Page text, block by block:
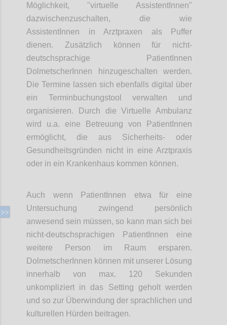
Möglichkeit, "virtuelle AssistentInnen"
dazwischenzuschalten, die wie
AssistentInnen in Arztpraxen als Puffer
dienen. Zusätzlich können für nicht-
deutschsprachige PatientInnen
DolmetscherInnen hinzugeschalten werden.
Die Termine lassen sich ebenfalls digital über
ein Terminbuchungstool verwalten und
organisieren. Durch die Virtuelle Ambulanz
wird u.a. eine Betreuung von PatientInnen
ermöglicht, die aus Sicherheits- oder
Gesundheitsgründen nicht in eine Arztpraxis
oder in ein Krankenhaus kommen können.
Auch wenn PatientInnen etwa für eine
Untersuchung zwingend persönlich
anwesend sein müssen, so kann man sich bei
nicht-deutschsprachigen PatientInnen eine
weitere Person im Raum ersparen.
DolmetscherInnen können mit unserer Lösung
innerhalb von max. 120 Sekunden
unkompliziert in das Setting geholt werden
und so zur Überwindung der sprachlichen und
kulturellen Hürden beitragen.